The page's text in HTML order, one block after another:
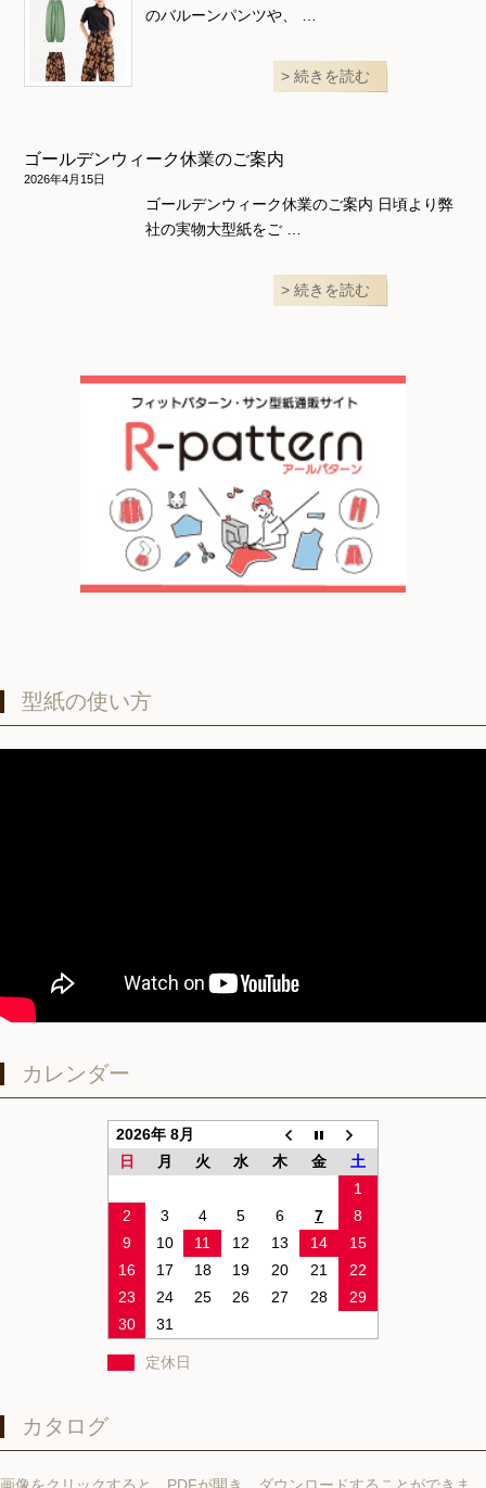
のバルーンパンツや、 …
続きを読む
ゴールデンウィーク休業のご案内
2026年4月15日
ゴールデンウィーク休業のご案内 日頃より弊
社の実物大型紙をご …
続きを読む
型紙の使い方
カレンダー
2026年 8月
日
月 火 水 木 金
土
1
2
3 4 5 6 7
8
9
10 11 12 13 14
15
16
17 18 19 20 21
22
23
24 25 26 27 28
29
30
31
定休日
カタログ